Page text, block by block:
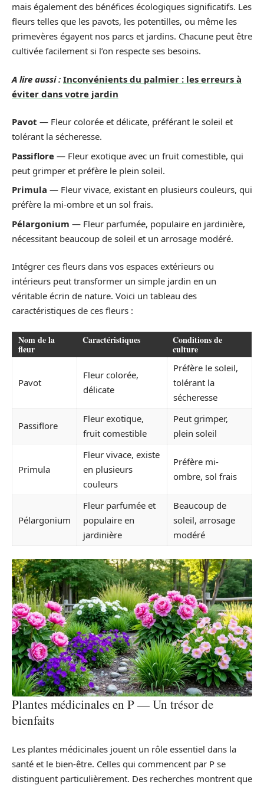
mais également des bénéfices écologiques significatifs. Les
fleurs telles que les pavots, les potentilles, ou même les
primevères égayent nos parcs et jardins. Chacune peut être
cultivée facilement si l’on respecte ses besoins.
A lire aussi : Inconvénients du palmier : les erreurs à
éviter dans votre jardin
Pavot — Fleur colorée et délicate, préférant le soleil et
tolérant la sécheresse.
Passiflore — Fleur exotique avec un fruit comestible, qui
peut grimper et préfère le plein soleil.
Primula — Fleur vivace, existant en plusieurs couleurs, qui
préfère la mi-ombre et un sol frais.
Pélargonium — Fleur parfumée, populaire en jardinière,
nécessitant beaucoup de soleil et un arrosage modéré.
Intégrer ces fleurs dans vos espaces extérieurs ou
intérieurs peut transformer un simple jardin en un
véritable écrin de nature. Voici un tableau des
caractéristiques de ces fleurs :
Nom de la
fleur
Caractéristiques Conditions de
culture
Pavot
Fleur colorée,
délicate
Préfère le soleil,
tolérant la
sécheresse
Passiflore
Fleur exotique,
fruit comestible
Peut grimper,
plein soleil
Primula
Fleur vivace, existe
en plusieurs
couleurs
Préfère mi-
ombre, sol frais
Pélargonium
Fleur parfumée et
populaire en
jardinière
Beaucoup de
soleil, arrosage
modéré
Plantes médicinales en P — Un trésor de
bienfaits
Les plantes médicinales jouent un rôle essentiel dans la
santé et le bien-être. Celles qui commencent par P se
distinguent particulièrement. Des recherches montrent que